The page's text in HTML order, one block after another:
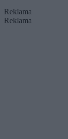
Reklama
Reklama